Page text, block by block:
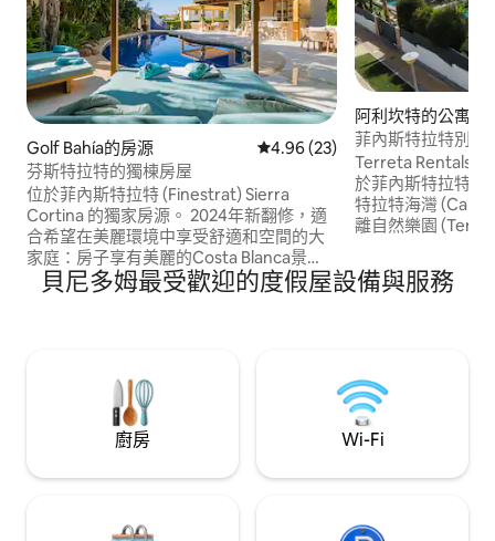
Golf Bahía的房源 從 23 則評價中獲得 4.96 的平均
4.96 (23)
芬斯特拉特的獨棟房屋
位於菲內斯特拉特 (Finestrat) Sierra
Cortina 的獨家房源。 2024年新翻修，適
合希望在美麗環境中享受舒適和空間的大
家庭：房子享有美麗的Costa Blanca景
觀！ 靠近著名的目的地，如Benidorm、
Alfaz del Pi、Altea和Albir。 設備齊全的
健身區和涼棚 設有大型用餐區的戶外烤肉
架 停車棚和葱鬱的花園
阿利坎特的公寓
菲內斯特拉特別墅
Terreta Rentals提
Terreta Rentals
於菲內斯特拉特
特拉特海灣 (Cala
離自然樂園 (Terra
9.1 公里，提供私
費私人停車位。 這棟空調別墅可直接通往
貝尼多姆最受歡迎的度假屋設備與服務
廚房 Wi-Fi